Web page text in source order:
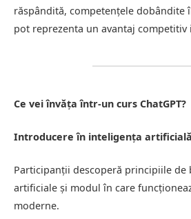
răspândită, competențele dobândite
pot reprezenta un avantaj competitiv
Ce vei învăța într-un curs ChatGPT?
Introducere în inteligența artificială
Participanții descoperă principiile de
artificiale și modul în care
moderne.